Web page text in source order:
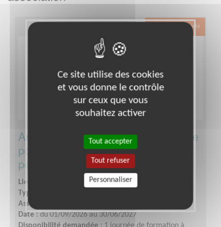
Exclusion & Pauvreté
Animation d'ateliers en milieu scolaire
pour sensibiliser à l'isolement des
personnes âgées
Lieu :
EURE-ET-LOIR (28)
Type :
Association :
Date : du 01/09/2026 au 30/06/2027
Ce site utilise des cookies
et vous donne le contrôle
sur ceux que vous
souhaitez activer
Tout accepter
Tout refuser
Personnaliser